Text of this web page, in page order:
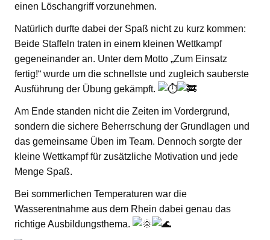
einen Löschangriff vorzunehmen.
Natürlich durfte dabei der Spaß nicht zu kurz kommen:
Beide Staffeln traten in einem kleinen Wettkampf
gegeneinander an. Unter dem Motto „Zum Einsatz
fertig!“ wurde um die schnellste und zugleich sauberste
Ausführung der Übung gekämpft.
Am Ende standen nicht die Zeiten im Vordergrund,
sondern die sichere Beherrschung der Grundlagen und
das gemeinsame Üben im Team. Dennoch sorgte der
kleine Wettkampf für zusätzliche Motivation und jede
Menge Spaß.
Bei sommerlichen Temperaturen war die
Wasserentnahme aus dem Rhein dabei genau das
richtige Ausbildungsthema.